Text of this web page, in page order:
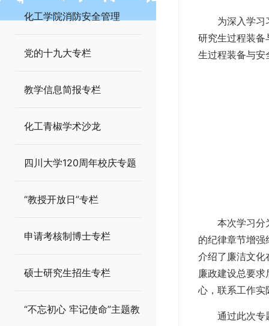
化工学院消防安全管理
党的十九大专栏
教学信息简报专栏
化工青椒学术沙龙
四川大学120周年校庆专题
“教授开放日”专栏
申请考核制博士专栏
硕士研究生招生专栏
“不忘初心 牢记使命”主题教
为深入学习
研究生过程装
生过程装备与安
本次学习分
的纪律章节增强
介绍了廉洁文化
廉政建设总要
心，联系工作实
通过此次专